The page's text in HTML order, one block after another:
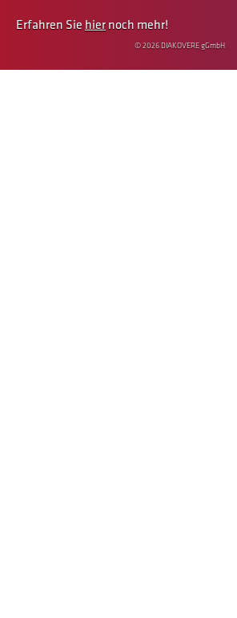
Erfahren Sie hiernoch mehr!
© 2026 DIAKOVERE gGmbH